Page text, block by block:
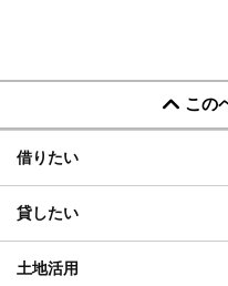
この
借りたい
貸したい
土地活用